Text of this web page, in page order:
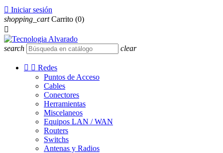
 Iniciar sesión
shopping_cart Carrito (0)

search clear
  Redes
Puntos de Acceso
Cables
Conectores
Herramientas
Miscelaneos
Equipos LAN / WAN
Routers
Switchs
Antenas y Radios